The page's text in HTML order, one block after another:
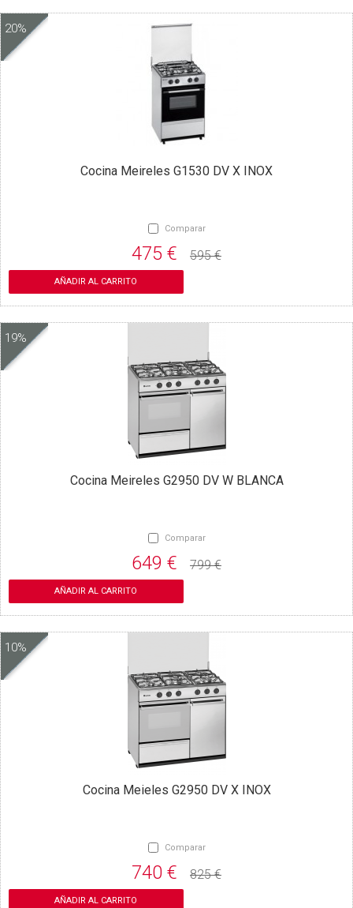
20%
Cocina Meireles G1530 DV X INOX
Comparar
475 € 595 €
AÑADIR AL CARRITO
19%
Cocina Meireles G2950 DV W BLANCA
Comparar
649 € 799 €
AÑADIR AL CARRITO
10%
Cocina Meieles G2950 DV X INOX
Comparar
740 € 825 €
AÑADIR AL CARRITO